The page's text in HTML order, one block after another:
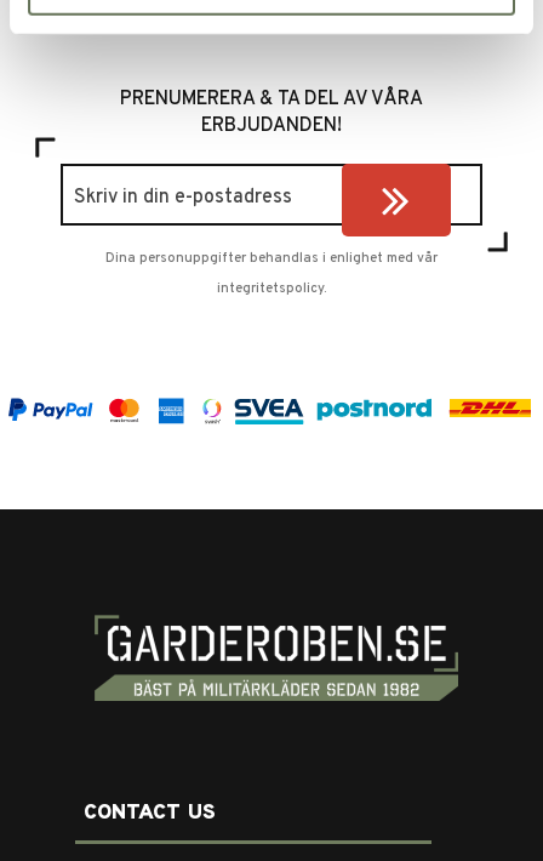
PRENUMERERA & TA DEL AV VÅRA
ERBJUDANDEN!
Dina personuppgifter behandlas i enlighet med vår
integritetspolicy.
CONTACT US